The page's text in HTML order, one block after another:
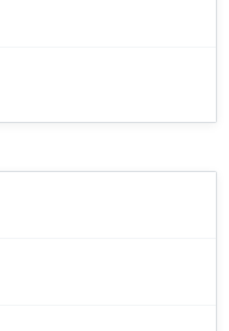
ДИСЦИПЛИНАМ